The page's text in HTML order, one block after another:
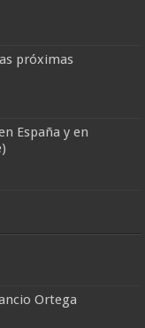
próximas
España y en
Ortega